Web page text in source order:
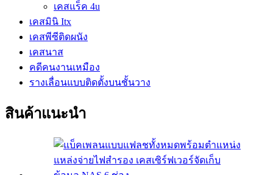
เคสแร็ค 4u
เคสมินิ Itx
เคสพีซีติดผนัง
เคสนาส
คดีคนงานเหมือง
รางเลื่อนแบบติดตั้งบนชั้นวาง
สินค้าแนะนำ